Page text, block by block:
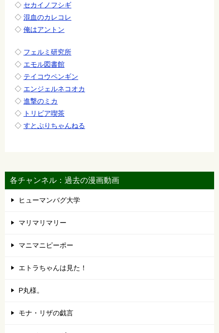
◇ セカイノフシギ
◇ 混血のカレコレ
◇ 俺はアントン
◇ フェルミ研究所
◇ エモル図書館
◇ テイコウペンギン
◇ エンジェルネコオカ
◇ 進撃のミカ
◇ トリビア喫茶
◇ すとぷりちゃんねる
各チャンネル：過去の漫画動画
ヒューマンバグ大学
マリマリマリー
マニマニピーポー
エトラちゃんは見た！
P丸様。
モナ・リザの戯言